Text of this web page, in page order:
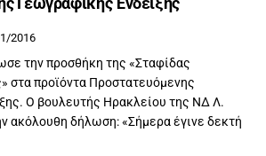
2016
την προσθήκη της «Σταφίδας
στα προϊόντα Προστατευόμενης
Ο βουλευτής Ηρακλείου της ΝΔ Λ.
ακόλουθη δήλωση: «Σήμερα έγινε δεκτή